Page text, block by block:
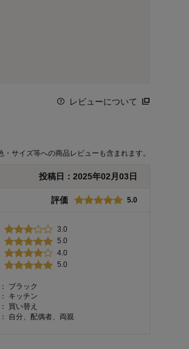
レビューについて
サイズ等への商品レビューも含まれます。
投稿日： 2025年02月03日
評価 5.0
3.0
5.0
4.0
5.0
ブラック
キッチン
買い替え
自分、配偶者、両親